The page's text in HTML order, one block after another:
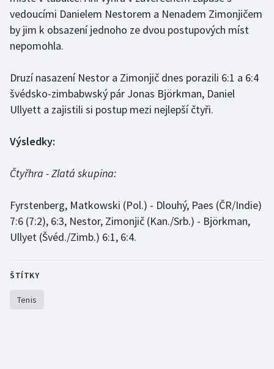
Futsal
Golf
Házená
Lezení
Lyže a snowboard
Moderní pětiboj
Motorsport
vedoucími Danielem Nestorem a Nenadem Zimonjičem
by jim k obsazení jednoho ze dvou postupových míst
nepomohla.
Druzí nasazení Nestor a Zimonjič dnes porazili 6:1 a 6:4
švédsko-zimbabwský pár Jonas Björkman, Daniel
Ullyett a zajistili si postup mezi nejlepší čtyři.
Výsledky:
Čtyřhra - Zlatá skupina:
Fyrstenberg, Matkowski (Pol.) - Dlouhý, Paes (ČR/Indie)
7:6 (7:2), 6:3, Nestor, Zimonjič (Kan./Srb.) - Björkman,
Ullyet (Švéd./Zimb.) 6:1, 6:4.
ŠTÍTKY
Tenis